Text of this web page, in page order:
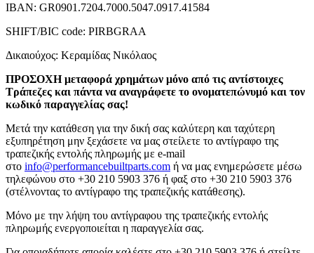
ΙΒΑΝ: GR0901.7204.7000.5047.0917.41584
SHIFT/BIC code: PIRBGRAA
Δικαιούχος: Κεραμίδας Νικόλαος
ΠΡΟΣΟΧΗ μεταφορά χρημάτων μόνο από τις αντίστοιχες
Τράπεζες και πάντα να αναγράφετε το ονοματεπώνυμό και τον
κωδικό παραγγελίας σας!
Μετά την κατάθεση για την δική σας καλύτερη και ταχύτερη
εξυπηρέτηση μην ξεχάσετε να μας στείλετε το αντίγραφο της
τραπεζικής εντολής πληρωμής με e-mail
στο info@performancebuiltparts.com ή να μας ενημερώσετε μέσω
τηλεφώνου στο +30 210 5903 376 ή φαξ στο +30 210 5903 376
(στέλνοντας το αντίγραφο της τραπεζικής κατάθεσης).
Μόνο με την λήψη του αντίγραφου της τραπεζικής εντολής
πληρωμής ενεργοποιείται η παραγγελία σας.